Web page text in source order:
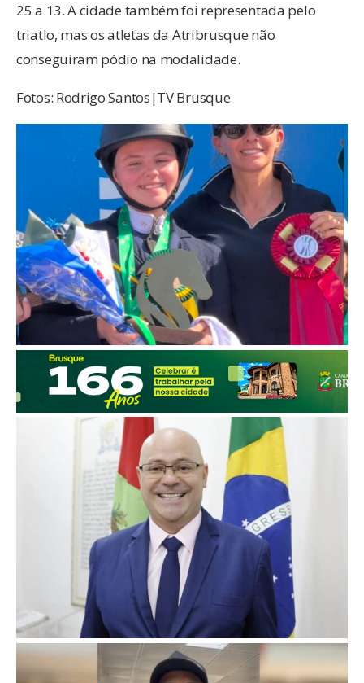
25 a 13. A cidade também foi representada pelo
triatlo, mas os atletas da Atribrusque não
conseguiram pódio na modalidade.
Fotos: Rodrigo Santos|TV Brusque